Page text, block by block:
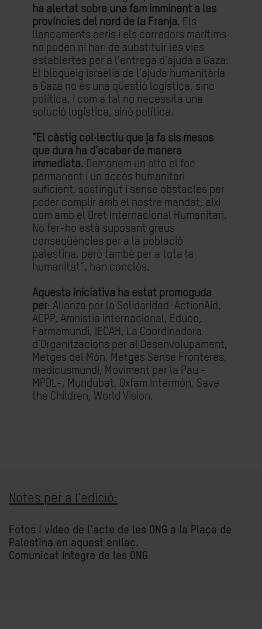
ha alertat sobre una fam imminent a les
províncies del nord de la Franja. Els
llançaments aeris i els corredors marítims
no poden ni han de substituir les vies
establertes per a l’entrega d’ajuda a Gaza.
El bloqueig israelià de l’ajuda humanitària
a Gaza no és una qüestió logística, sinó
política, i com a tal no necessita una
solució logística, sinó política.
“El càstig col·lectiu que ja fa sis mesos
que dura ha d’acabar de manera
immediata. Demanem un alto el foc
permanent i un accés humanitari
suficient, sostingut i sense obstacles per
poder complir amb el nostre mandat, així
com amb el Dret Internacional Humanitari.
No fer-ho està suposant greus
conseqüències per a la població
palestina, però també per a tota la
humanitat”, han conclòs.
Aquesta iniciativa ha estat promoguda
per: Alianza por la Solidaridad-ActionAid,
ACPP, Amnistia Internacional, Educo,
Farmamundi, IECAH, La Coordinadora
d’Organitzacions per al Desenvolupament,
Metges del Món, Metges Sense Fronteres,
medicusmundi, Moviment per la Pau -
MPDL-, Mundubat, Oxfam Intermón, Save
the Children, World Vision.
Notes per a l’edició:
Fotos i vídeo de l’acte de les ONG a la Plaça de
Palestina en aquest enllaç.
Comunicat íntegre de les ONG